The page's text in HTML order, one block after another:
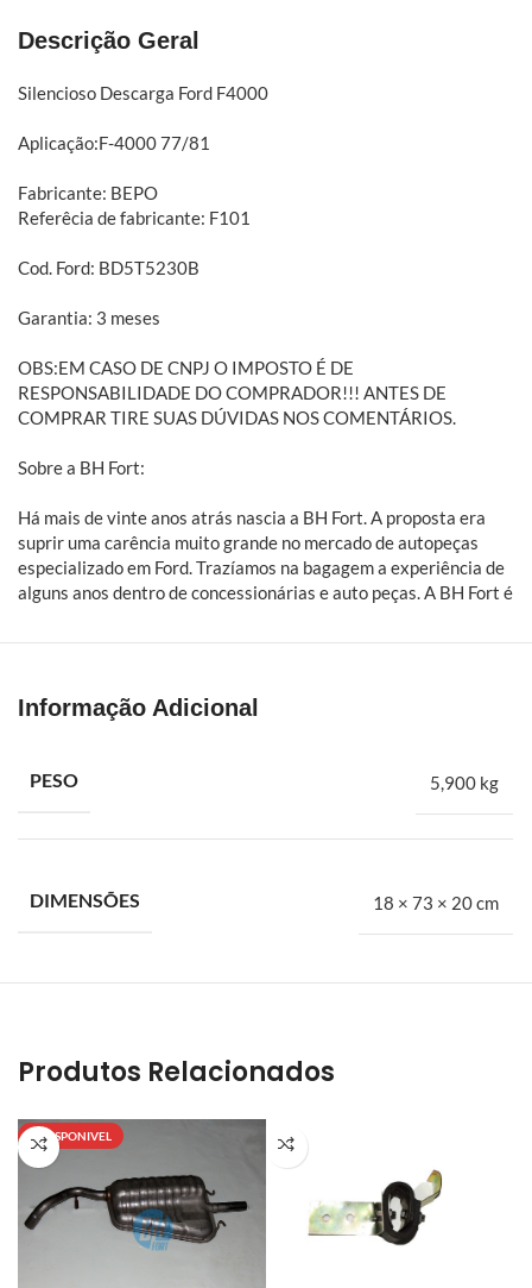
Descrição Geral
Silencioso Descarga Ford F4000
Aplicação:F-4000 77/81
Fabricante: BEPO
Referêcia de fabricante: F101
Cod. Ford: BD5T5230B
Garantia: 3 meses
OBS:EM CASO DE CNPJ O IMPOSTO É DE
RESPONSABILIDADE DO COMPRADOR!!! ANTES DE
COMPRAR TIRE SUAS DÚVIDAS NOS COMENTÁRIOS.
Sobre a BH Fort:
Há mais de vinte anos atrás nascia a BH Fort. A proposta era
suprir uma carência muito grande no mercado de autopeças
especializado em Ford. Trazíamos na bagagem a experiência de
alguns anos dentro de concessionárias e auto peças. A BH Fort é
e pesados da Ford. Embreagens, freios, amortecedores,
Informação Adicional
PESO 5,900 kg
DIMENSÕES 18 × 73 × 20 cm
Produtos Relacionados
INDISPONIVEL